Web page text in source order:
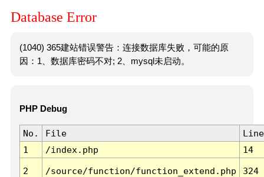
Database Error
(1040) 365建站错误警告：连接数据库失败，可能的原
因：1、数据库密码不对; 2、mysql未启动。
PHP Debug
No. File
Line
1
/index.php 14
2 /source/function/function_extend.php 324